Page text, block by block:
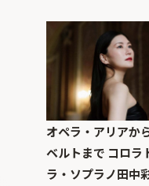
オペラ・アリアか
ベルトまで コロラ
ラ・ソプラノ田中